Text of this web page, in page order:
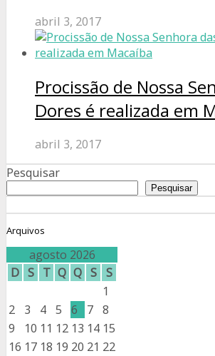
abril 3, 2017
Procissão de Nossa
Dores é realizada em
abril 3, 2017
Pesquisar
Pesquisar
Arquivos
agosto 2026
D S T Q Q S
S
1
2
3 4 5 6 7 8
9
10 11 12 13 14 15
16 17 18 19 20 21 22